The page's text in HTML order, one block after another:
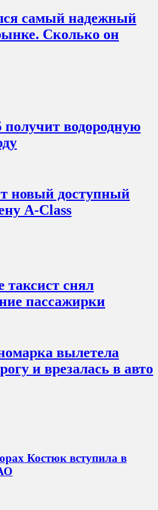
самый надежный
Сколько он
водородную
новый доступный
A-Class
таксист снял
пассажирки
вылетела
и врезалась в авто
Костюк вступила в